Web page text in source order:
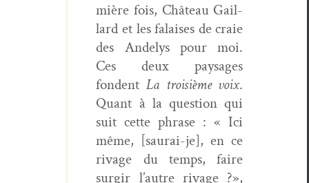
mière fois, Château Gail­
lard et les falais­es de craie
des Andelys pour moi.
Ces deux paysages
fondent La troisième voix.
Quant à la ques­tion qui
suit cette phrase : « Ici
même, [saurai-je], en ce
rivage du temps, faire
sur­gir l’autre rivage ?»,